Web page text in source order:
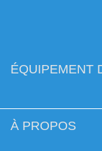
ÉQUIPEMENT
À PROPOS